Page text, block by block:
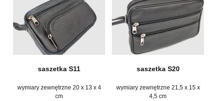
saszetka S11
wymiary zewnętrzne 20 x 13 x 4
cm
saszetka S20
wymiary zewnętrzne 21,5 x 15 x
4,5 cm